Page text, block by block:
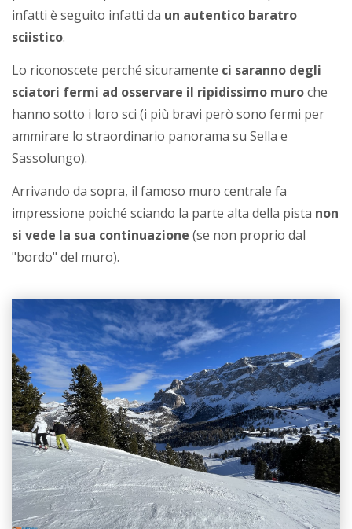
infatti è seguito infatti da un autentico baratro
sciistico.
Lo riconoscete perché sicuramente ci saranno degli
sciatori fermi ad osservare il ripidissimo muroche
hanno sotto i loro sci (i più bravi però sono fermi per
ammirare lo straordinario panorama su Sella e
Sassolungo).
Arrivando da sopra, il famoso muro centrale fa
impressione poiché sciando la parte alta della pista non
si vede la sua continuazione (se non proprio dal
"bordo" del muro).